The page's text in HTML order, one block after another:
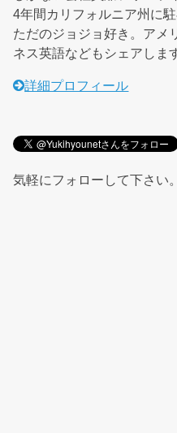
4年間カリフォルニア州に
ただのジョジョ好き。アメ
ネス英語などもシェアしま
詳細プロフィール
気軽にフォローして下さい